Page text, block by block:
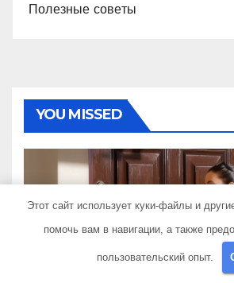
Полезные советы
YOU MISSED
Как организована
букетов: от
композиции до
Этот сайт использует куки-файлы и
помочь вам в навигации, а также
пользовательский опыт.